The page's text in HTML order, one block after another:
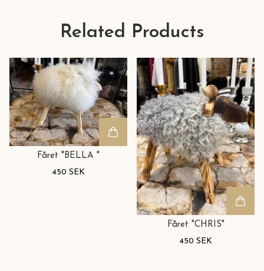
Related Products
Fåret "BELLA "
450 SEK
Fåret "CHRIS"
450 SEK